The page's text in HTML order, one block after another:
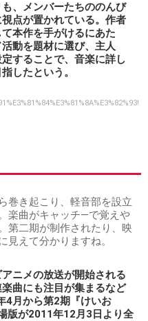
、メンバーたちののんび
点が置かれている。作者
本作を手がけるにあた
動を題材に選び、主人
することで、音楽に詳し
したという。
巻き起こり、軽音部を設立
楽曲がキャッチ―で覚えや
第二期が制作されたり、映
見えて分かりますね。
ニメの放送が開始される
曲にも注目が集まるなど
4月から第2期『けいお
版が2011年12月3日より全